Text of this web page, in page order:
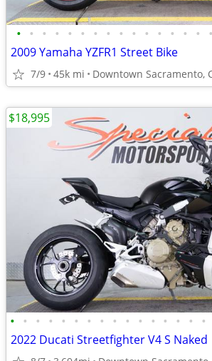
• • • • • • • • • • • • • • • •
2009 Yamaha YZFR1 Street Bike
7/9 45k mi Downtown Sacramento,
• • • • • • • • • • • • • • • •
2022 Ducati Streetfighter V4 S Naked
$18,995